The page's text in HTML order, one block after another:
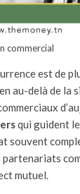
commercial
est de
au-delà de la
qui guident
souvent
mutuel.